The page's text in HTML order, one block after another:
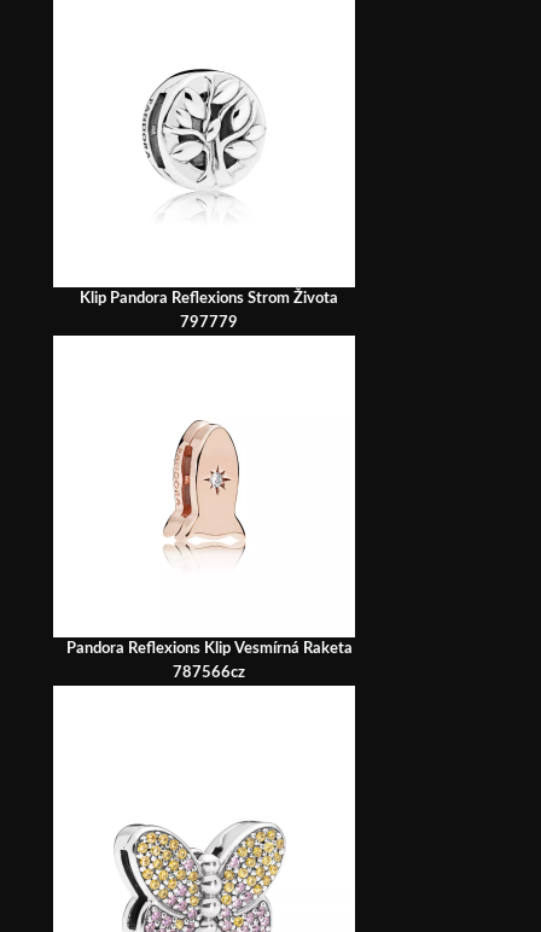
Klip Pandora Reflexions Strom Života
797779
Pandora Reflexions Klip Vesmírná Raketa
787566cz